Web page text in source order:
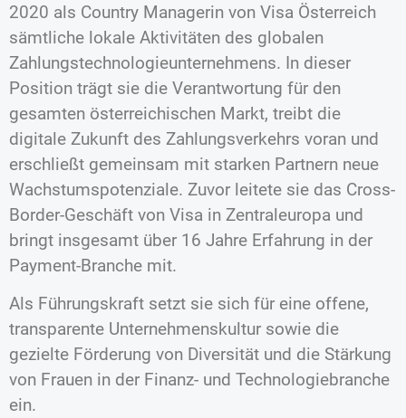
2020 als Country Managerin von Visa Österreich
sämtliche lokale Aktivitäten des globalen
Zahlungstechnologieunternehmens. In dieser
Position trägt sie die Verantwortung für den
gesamten österreichischen Markt, treibt die
digitale Zukunft des Zahlungsverkehrs voran und
erschließt gemeinsam mit starken Partnern neue
Wachstumspotenziale. Zuvor leitete sie das Cross-
Border-Geschäft von Visa in Zentraleuropa und
bringt insgesamt über 16 Jahre Erfahrung in der
Payment-Branche mit.
Als Führungskraft setzt sie sich für eine offene,
transparente Unternehmenskultur sowie die
gezielte Förderung von Diversität und die Stärkung
von Frauen in der Finanz- und Technologiebranche
ein.